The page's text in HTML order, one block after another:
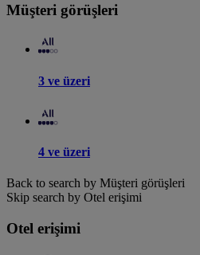
Müşteri görüşleri
3 ve üzeri
4 ve üzeri
Back to search by Müşteri görüşleri
Skip search by Otel erişimi
Otel erişimi